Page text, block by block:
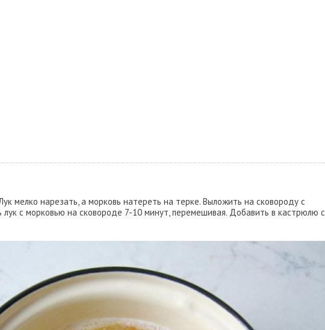
мелко нарезать, а морковь натереть на терке. Выложить на сковороду с
лук с морковью на сковороде 7-10 минут, перемешивая. Добавить в кастрюлю с